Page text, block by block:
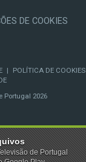
DE COOKIES
| POLÍTICA DE COOKIES
Portugal 2026
de Portugal